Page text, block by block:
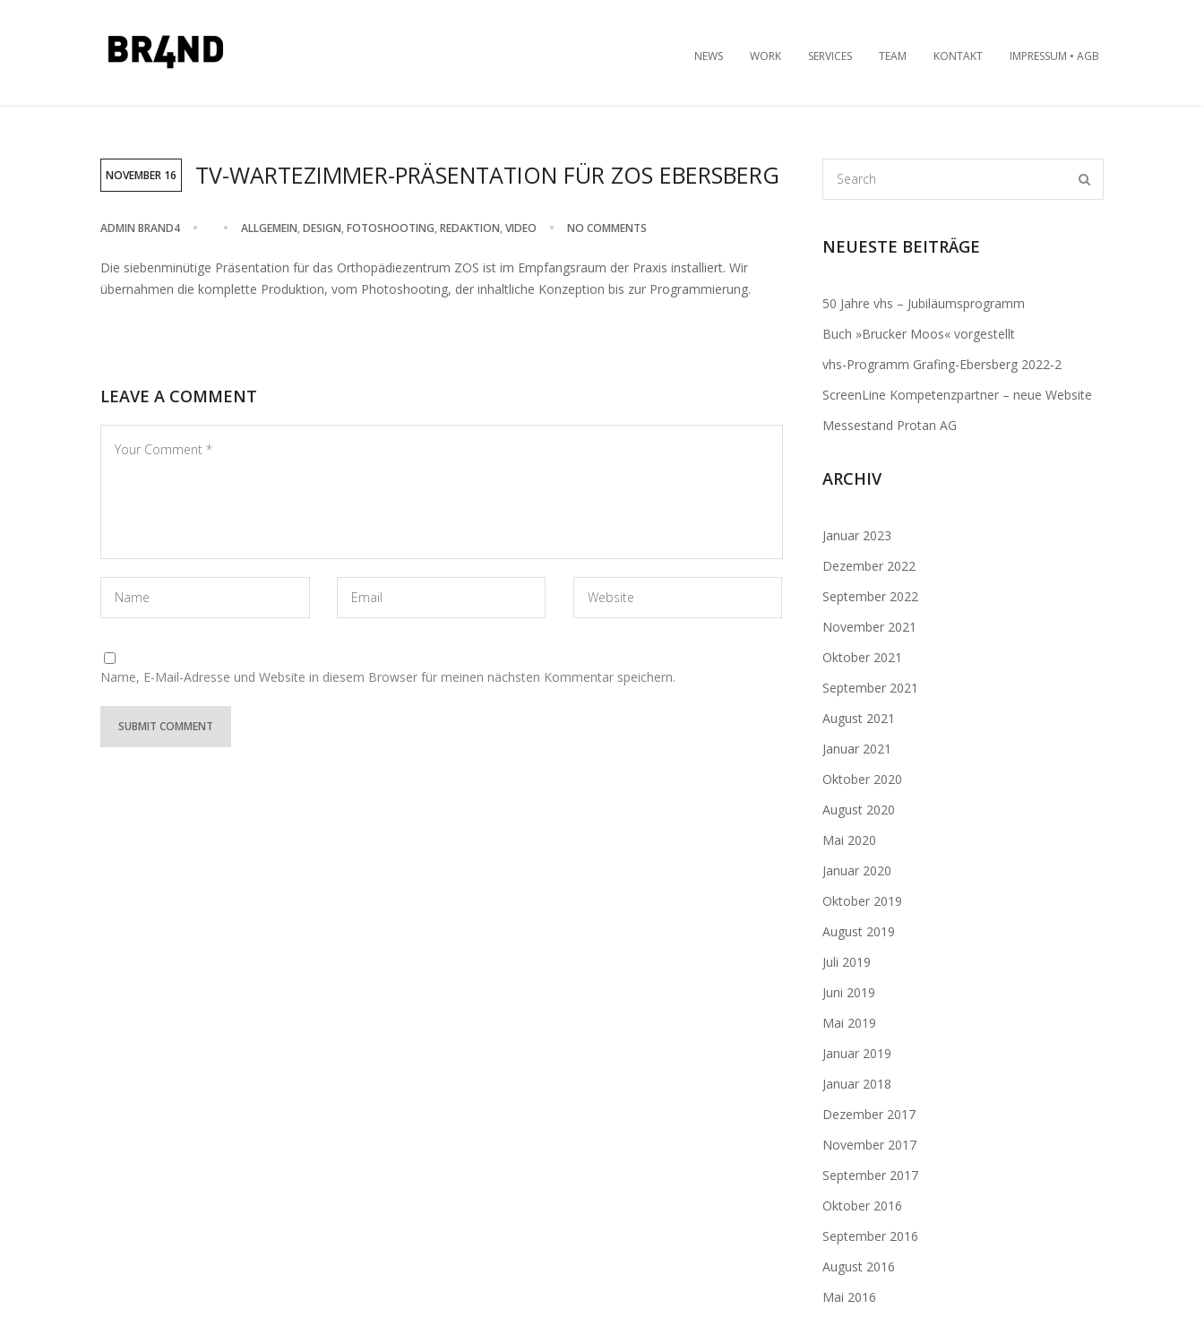
NEWS WORK SERVICES TEAM KONTAKT IMPRESSUM • AGB
NOVEMBER 16 TV-WARTEZIMMER-PRÄSENTATION FÜR ZOS EBERSBERG
ADMIN BRAND4 ALLGEMEIN, DESIGN, FOTOSHOOTING, REDAKTION, VIDEO NO COMMENTS
Die siebenminütige Präsentation für das Orthopädiezentrum ZOS ist im Empfangsraum der Praxis installiert. Wir
übernahmen die komplette Produktion, vom Photoshooting, der inhaltliche Konzeption bis zur Programmierung.
LEAVE A COMMENT
Name, E-Mail-Adresse und Website in diesem Browser für meinen nächsten Kommentar speichern.
NEUESTE BEITRÄGE
50 Jahre vhs – Jubiläumsprogramm
Buch »Brucker Moos« vorgestellt
vhs-Programm Grafing-Ebersberg 2022-2
ScreenLine Kompetenzpartner – neue Website
Messestand Protan AG
ARCHIV
Januar 2023
Dezember 2022
September 2022
November 2021
Oktober 2021
September 2021
August 2021
Januar 2021
Oktober 2020
August 2020
Mai 2020
Januar 2020
Oktober 2019
August 2019
Juli 2019
Juni 2019
Mai 2019
Januar 2019
Januar 2018
Dezember 2017
November 2017
September 2017
Oktober 2016
September 2016
August 2016
Mai 2016